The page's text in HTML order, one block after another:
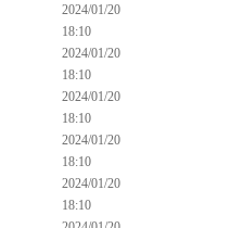
2024/01/20
18:10
2024/01/20
18:10
2024/01/20
18:10
2024/01/20
18:10
2024/01/20
18:10